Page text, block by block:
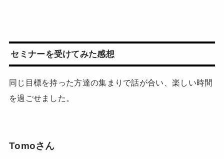
セミナーを受けてみた感想
同じ目標を持った方達の集まりで話が合い、楽しい時間
を過ごせました。
Tomoさん